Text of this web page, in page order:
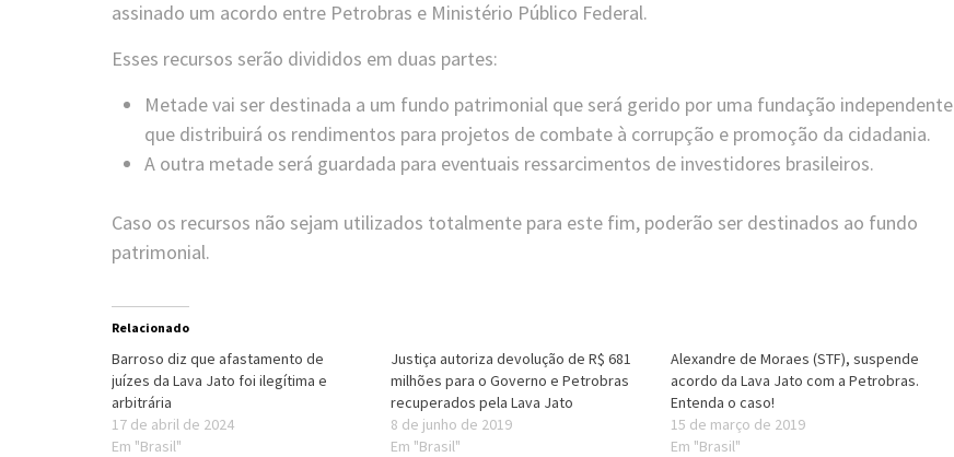
assinado um acordo entre Petrobras e Ministério Público Federal.
Esses recursos serão divididos em duas partes:
Metade vai ser destinada a um fundo patrimonial que será gerido por uma fundação independente
que distribuirá os rendimentos para projetos de combate à corrupção e promoção da cidadania.
A outra metade será guardada para eventuais ressarcimentos de investidores brasileiros.
Caso os recursos não sejam utilizados totalmente para este fim, poderão ser destinados ao fundo
patrimonial.
Relacionado
Barroso diz que afastamento de
juízes da Lava Jato foi ilegítima e
arbitrária
17 de abril de 2024
Em "Brasil"
Justiça autoriza devolução de R$ 681
milhões para o Governo e Petrobras
recuperados pela Lava Jato
8 de junho de 2019
Em "Brasil"
Alexandre de Moraes (STF), suspende
acordo da Lava Jato com a Petrobras.
Entenda o caso!
15 de março de 2019
Em "Brasil"